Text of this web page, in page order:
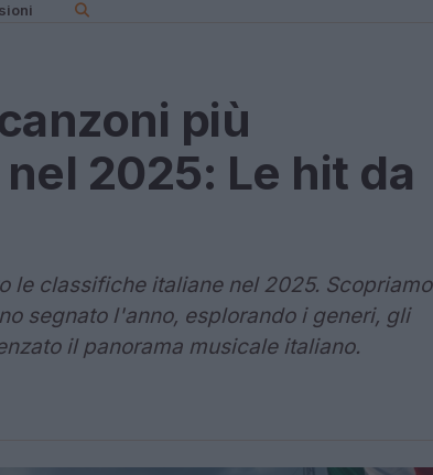
più
2025: Le hit da
le classifiche italiane nel 2025. Scopriamo
segnato l'anno, esplorando i generi, gli
il panorama musicale italiano.